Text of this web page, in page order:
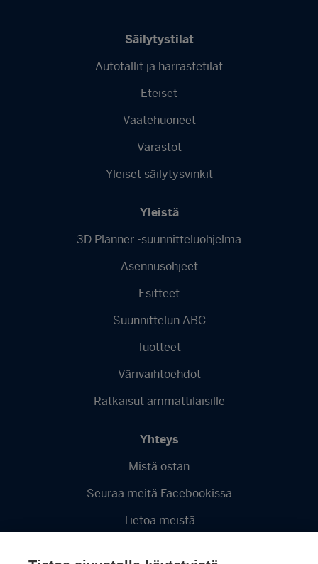
Säilytystilat
Autotallit ja harrastetilat
Eteiset
Vaatehuoneet
Varastot
Yleiset säilytysvinkit
Yleistä
3D Planner -suunnitteluohjelma
Asennusohjeet
Esitteet
Suunnittelun ABC
Tuotteet
Värivaihtoehdot
Ratkaisut ammattilaisille
Yhteys
Mistä ostan
Seuraa meitä Facebookissa
Tietoa meistä